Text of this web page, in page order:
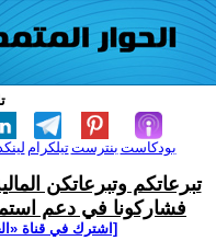
تيلكرامبنترست بودكاست
تبرعاتكم وتبرعاتكن
فشاركونا في دعم
[اشترك في قناة